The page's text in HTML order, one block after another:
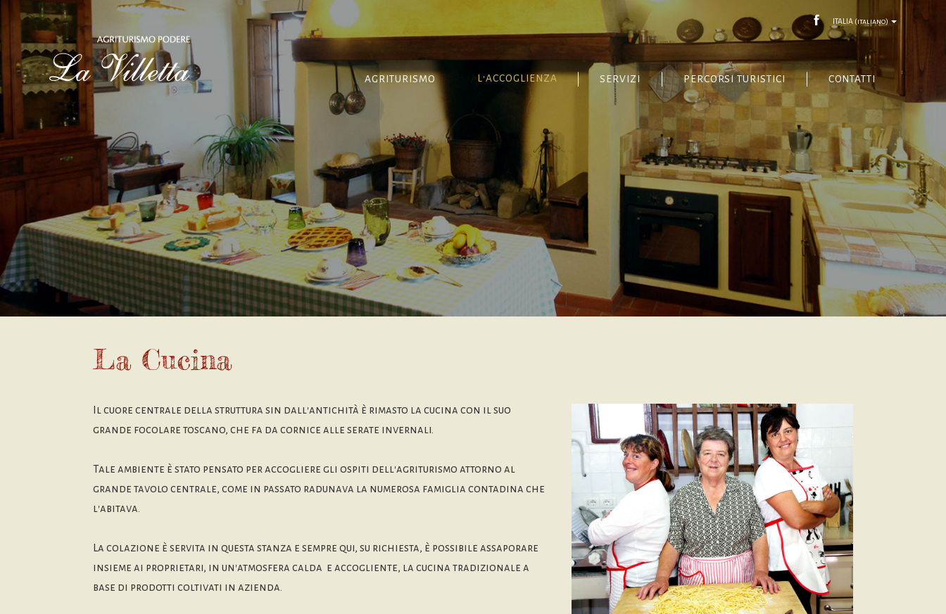
ITALIA (italiano)
AGRITURISMO L'ACCOGLIENZA SERVIZI PERCORSI TURISTICI CONTATTI
La Cucina
Il cuore centrale della struttura sin dall'antichità è rimasto la cucina con il suo
grande focolare toscano, che fa da cornice alle serate invernali.
Tale ambiente è stato pensato per accogliere gli ospiti dell'agriturismo attorno al
grande tavolo centrale, come in passato radunava la numerosa famiglia contadina che
l'abitava.
La colazione è servita in questa stanza e sempre qui, su richiesta, è possibile assaporare
insieme ai proprietari, in un'atmosfera calda e accogliente, la cucina tradizionale a
base di prodotti coltivati in azienda.